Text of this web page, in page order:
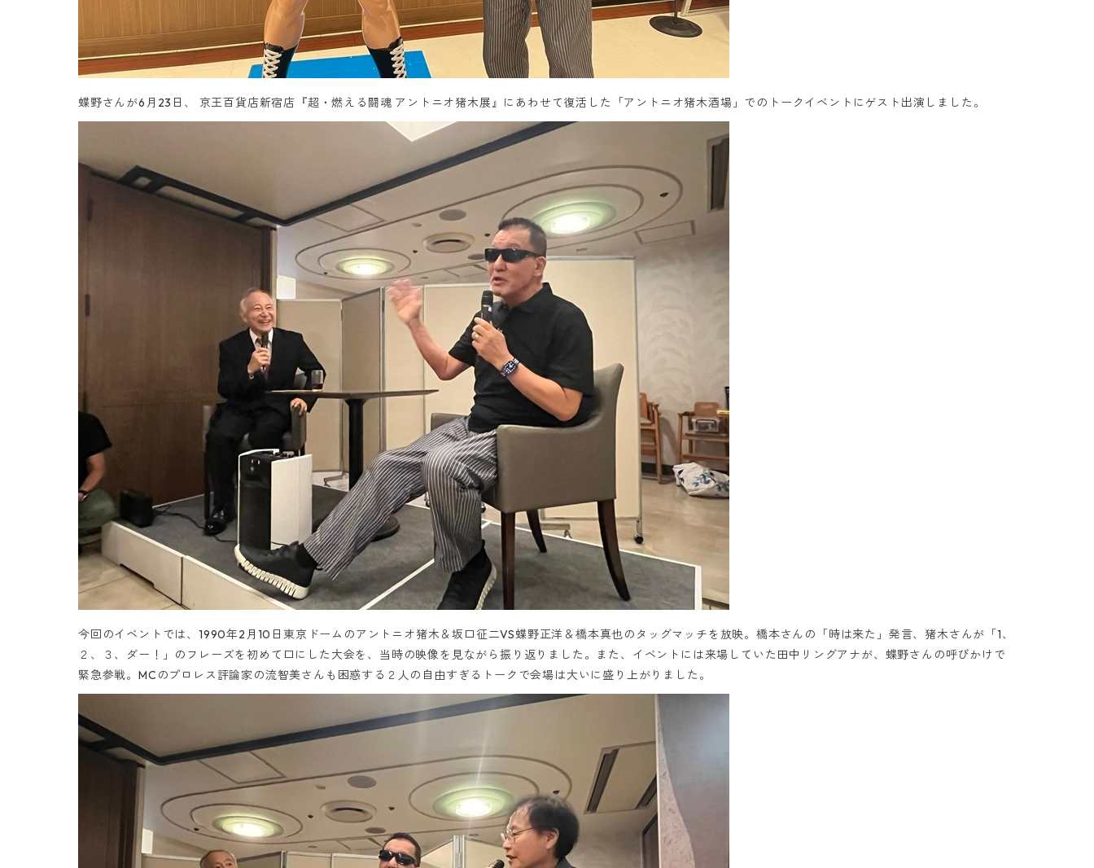
蝶野さんが6月23日、 京王百貨店新宿店『超・燃える闘魂 アントニオ猪木展』にあわせて復活した「アントニオ猪木酒場」でのトークイベントにゲスト出演しました。
今回のイベントでは、1990年2月10日東京ドームのアントニオ猪木＆坂口征二VS蝶野正洋＆橋本真也のタッグマッチを放映。橋本さんの「時は来た」発言、猪木さんが「1、
２、３、ダー！」のフレーズを初めて口にした大会を、当時の映像を見ながら振り返りました。また、イベントには来場していた田中リングアナが、蝶野さんの呼びかけで
緊急参戦。MCのプロレス評論家の流智美さんも困惑する２人の自由すぎるトークで会場は大いに盛り上がりました。